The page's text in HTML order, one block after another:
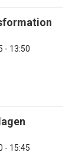
- 13:50
- 15:45